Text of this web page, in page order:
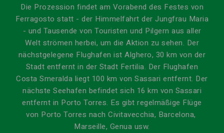
Die Prozession findet am Vorabend des Festes von
Ferragosto statt - der Himmelfahrt der Jungfrau Maria
- und Tausende von Touristen und Pilgern aus aller
Welt strömen herbei, um die Aktion zu sehen. Der
nächstgelegene Flughafen ist Alghero, 30 km von der
Stadt entfernt in der Stadt Fertilia. Der Flughafen
Costa Smeralda liegt 100 km von Sassari entfernt. Der
nächste Seehafen befindet sich 16 km von Sassari
entfernt in Porto Torres. Es gibt regelmäßige Flüge
von Porto Torres nach Civitavecchia, Barcelona, ​​
Marseille, Genua usw.